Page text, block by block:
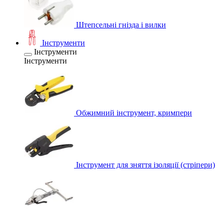
Штепсельні гнізда і вилки
Інструменти
Інструменти
Інструменти
Обжимний інструмент, кримпери
Інструмент для зняття ізоляції (стріпери)